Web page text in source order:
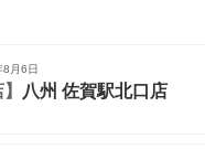
月6日
八州 佐賀駅北口店